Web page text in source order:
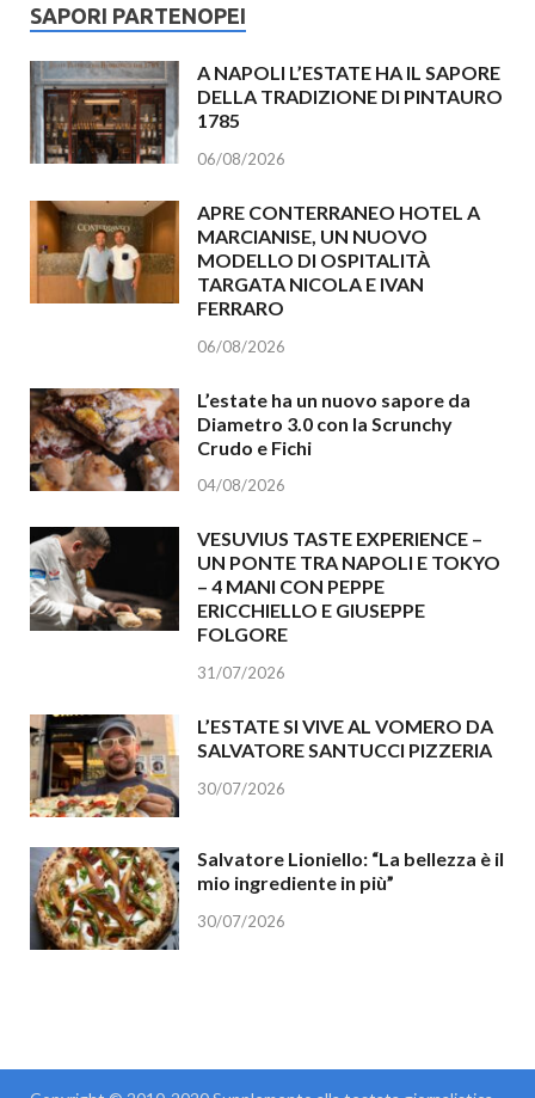
SAPORI PARTENOPEI
A NAPOLI L’ESTATE HA IL SAPORE
DELLA TRADIZIONE DI PINTAURO
1785
06/08/2026
APRE CONTERRANEO HOTEL A
MARCIANISE, UN NUOVO
MODELLO DI OSPITALITÀ
TARGATA NICOLA E IVAN
FERRARO
06/08/2026
L’estate ha un nuovo sapore da
Diametro 3.0 con la Scrunchy
Crudo e Fichi
04/08/2026
VESUVIUS TASTE EXPERIENCE –
UN PONTE TRA NAPOLI E TOKYO
– 4 MANI CON PEPPE
ERICCHIELLO E GIUSEPPE
FOLGORE
31/07/2026
L’ESTATE SI VIVE AL VOMERO DA
SALVATORE SANTUCCI PIZZERIA
30/07/2026
Salvatore Lioniello: “La bellezza è il
mio ingrediente in più”
30/07/2026